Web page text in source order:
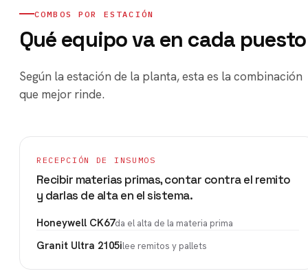
COMBOS POR ESTACIÓN
Qué equipo va en cada puesto
Según la estación de la planta, esta es la combinación
que mejor rinde.
RECEPCIÓN DE INSUMOS
Recibir materias primas, contar contra el remito
y darlas de alta en el sistema.
Honeywell CK67da el alta de la materia prima
Granit Ultra 2105ilee remitos y pallets